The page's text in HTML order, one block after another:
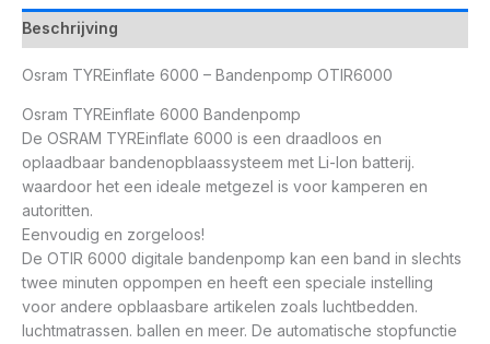
Beschrijving
Osram TYREinflate 6000 – Bandenpomp OTIR6000
Osram TYREinflate 6000 Bandenpomp
De OSRAM TYREinflate 6000 is een draadloos en
oplaadbaar bandenopblaassysteem met Li-Ion batterij.
waardoor het een ideale metgezel is voor kamperen en
autoritten.
Eenvoudig en zorgeloos!
De OTIR 6000 digitale bandenpomp kan een band in slechts
twee minuten oppompen en heeft een speciale instelling
voor andere opblaasbare artikelen zoals luchtbedden.
luchtmatrassen. ballen en meer. De automatische stopfunctie